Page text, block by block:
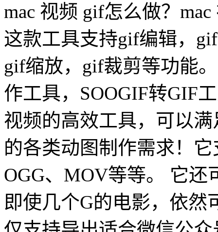
mac 视频 gif怎么做？
这款工具支持gif编辑，
gif缩放，gif裁剪等功能
作工具，SOOGIF转GIF
视频的高效工具，可以
的各类动图制作需求！
OGG、MOV等等。 它
即使几个G的电影，依然